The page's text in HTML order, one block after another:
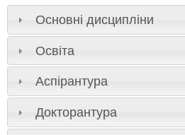
Основні дисципліни
Освіта
Аспірантура
Докторантура